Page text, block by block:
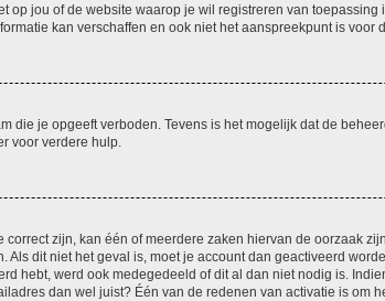
op jou of de website waarop je wil registreren van
kan verschaffen en ook niet het aanspreekpunt is voor
die je opgeeft verboden. Tevens is het mogelijk dat de
voor verdere hulp.
zijn, kan één of meerdere zaken hiervan de oorzaak
dit niet het geval is, moet je account dan geactiveerd
hebt, werd ook medegedeeld of dit al dan niet nodig is.
dan wel juist? Één van de redenen van activatie is om